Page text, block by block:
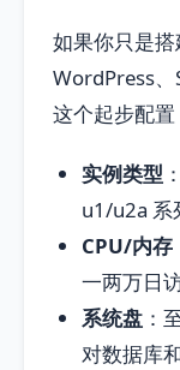
如果你只是
WordPress
这个起步配置
实例类型
u1/u2a 系
CPU/内存
一两万日
系统盘 ：
对数据库